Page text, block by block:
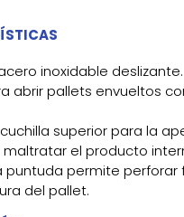
inoxidable deslizante.
abrir pallets envueltos
superior para la
maltratar el producto
puntuda permite perforar
del pallet.